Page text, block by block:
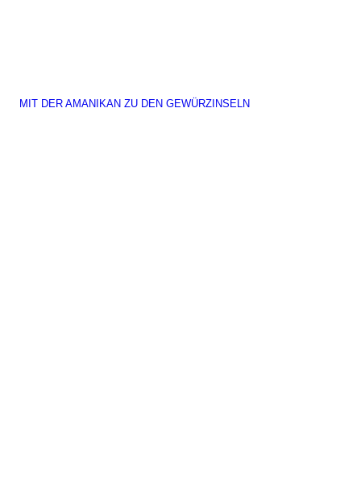
MIT DER AMANIKAN ZU DEN GEWÜRZINSELN